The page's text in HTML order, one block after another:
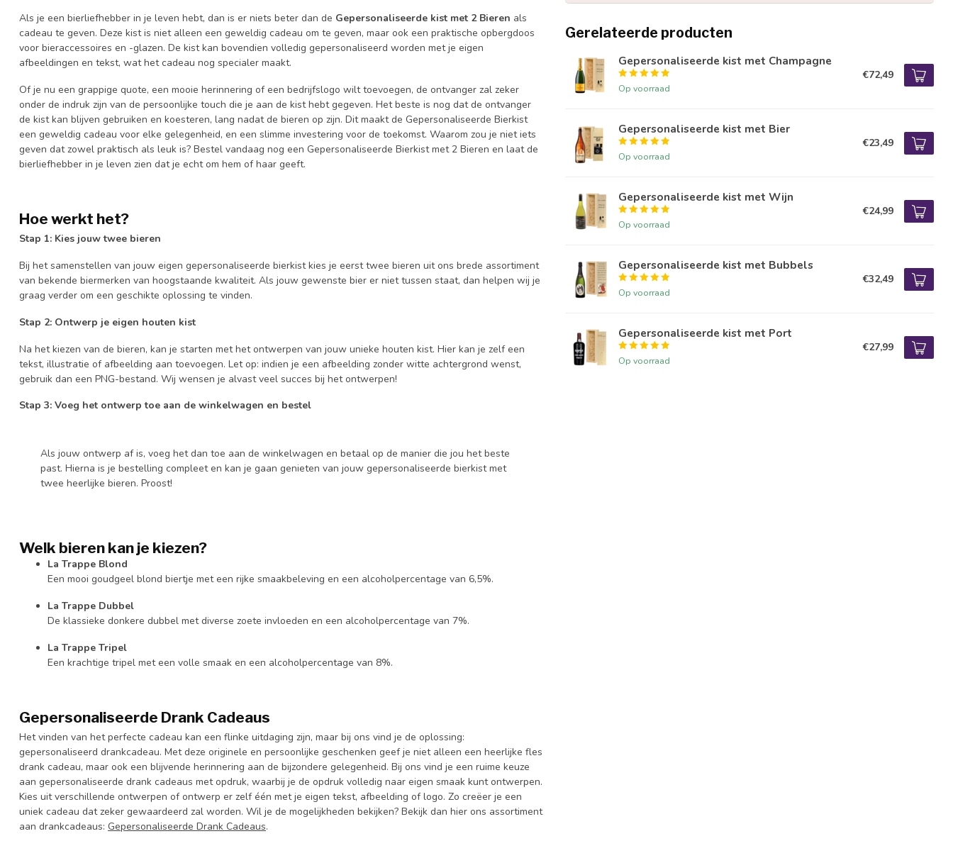
Als je een bierliefhebber in je leven hebt, dan is er niets beter dan de Gepersonaliseerde kist met 2 Bieren als
cadeau te geven. Deze kist is niet alleen een geweldig cadeau om te geven, maar ook een praktische opbergdoos
voor bieraccessoires en -glazen. De kist kan bovendien volledig gepersonaliseerd worden met je eigen
afbeeldingen en tekst, wat het cadeau nog specialer maakt.
Of je nu een grappige quote, een mooie herinnering of een bedrijfslogo wilt toevoegen, de ontvanger zal zeker
onder de indruk zijn van de persoonlijke touch die je aan de kist hebt gegeven. Het beste is nog dat de ontvanger
de kist kan blijven gebruiken en koesteren, lang nadat de bieren op zijn. Dit maakt de Gepersonaliseerde Bierkist
een geweldig cadeau voor elke gelegenheid, en een slimme investering voor de toekomst. Waarom zou je niet iets
geven dat zowel praktisch als leuk is? Bestel vandaag nog een Gepersonaliseerde Bierkist met 2 Bieren en laat de
bierliefhebber in je leven zien dat je echt om hem of haar geeft.
Hoe werkt het?
Stap 1: Kies jouw twee bieren
Bij het samenstellen van jouw eigen gepersonaliseerde bierkist kies je eerst twee bieren uit ons brede assortiment
van bekende biermerken van hoogstaande kwaliteit. Als jouw gewenste bier er niet tussen staat, dan helpen wij je
graag verder om een geschikte oplossing te vinden.
Stap 2: Ontwerp je eigen houten kist
Na het kiezen van de bieren, kan je starten met het ontwerpen van jouw unieke houten kist. Hier kan je zelf een
tekst, illustratie of afbeelding aan toevoegen. Let op: indien je een afbeelding zonder witte achtergrond wenst,
gebruik dan een PNG-bestand. Wij wensen je alvast veel succes bij het ontwerpen!
Stap 3: Voeg het ontwerp toe aan de winkelwagen en bestel
Als jouw ontwerp af is, voeg het dan toe aan de winkelwagen en betaal op de manier die jou het beste
past. Hierna is je bestelling compleet en kan je gaan genieten van jouw gepersonaliseerde bierkist met
twee heerlijke bieren. Proost!
Welk bieren kan je kiezen?
La Trappe Blond
Een mooi goudgeel blond biertje met een rijke smaakbeleving en een alcoholpercentage van 6,5%.
La Trappe Dubbel
De klassieke donkere dubbel met diverse zoete invloeden en een alcoholpercentage van 7%.
La Trappe Tripel
Een krachtige tripel met een volle smaak en een alcoholpercentage van 8%.
Gepersonaliseerde Drank Cadeaus
Het vinden van het perfecte cadeau kan een flinke uitdaging zijn, maar bij ons vind je de oplossing:
gepersonaliseerd drankcadeau. Met deze originele en persoonlijke geschenken geef je niet alleen een heerlijke fles
drank cadeau, maar ook een blijvende herinnering aan de bijzondere gelegenheid. Bij ons vind je een ruime keuze
aan gepersonaliseerde drank cadeaus met opdruk, waarbij je de opdruk volledig naar eigen smaak kunt ontwerpen.
Kies uit verschillende ontwerpen of ontwerp er zelf één met je eigen tekst, afbeelding of logo. Zo creëer je een
uniek cadeau dat zeker gewaardeerd zal worden. Wil je de mogelijkheden bekijken? Bekijk dan hier ons assortiment
aan drankcadeaus: Gepersonaliseerde Drank Cadeaus.
Gerelateerde producten
Gepersonaliseerde kist met Champagne
Op voorraad
€72,49
Gepersonaliseerde kist met Bier
Op voorraad
€23,49
Gepersonaliseerde kist met Wijn
Op voorraad
€24,99
Gepersonaliseerde kist met Bubbels
Op voorraad
€32,49
Gepersonaliseerde kist met Port
Op voorraad
€27,99